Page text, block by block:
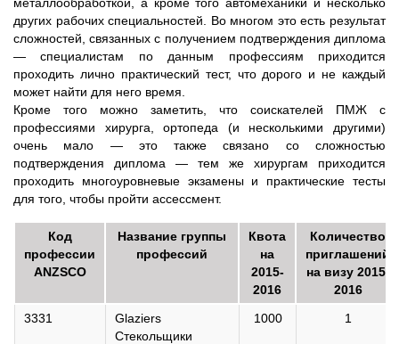
других рабочих специальностей. Во многом это есть результат
сложностей, связанных с получением подтверждения диплома
— специалистам по данным профессиям приходится
проходить лично практический тест, что дорого и не каждый
может найти для него время.
Кроме того можно заметить, что соискателей ПМЖ с
профессиями хирурга, ортопеда (и несколькими другими)
очень мало — это также связано со сложностью
подтверждения диплома — тем же хирургам приходится
проходить многоуровневые экзамены и практические тесты
для того, чтобы пройти ассессмент.
Код
профессии
ANZSCO
Название группы
профессий
Квота
на
2015-
2016
Количество
приглашений
на визу 2015-
2016
3331
Glaziers
Стекольщики
1000 1